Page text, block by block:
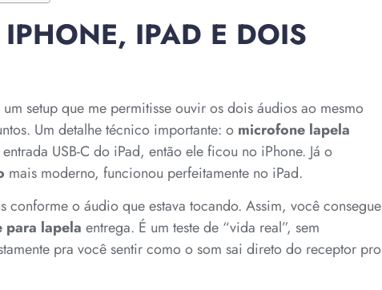
IPAD E DOIS
setup que me permitisse ouvir os dois áudios ao mesmo
Um detalhe técnico importante: o microfone lapela
USB-C do iPad, então ele ficou no iPhone. Já o
mais moderno, funcionou perfeitamente no iPad.
conforme o áudio que estava tocando. Assim, você consegue
para lapela entrega. É um teste de “vida real”, sem
pra você sentir como o som sai direto do receptor pro